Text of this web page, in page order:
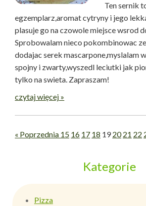
Ten sernik
egzemplarz,aromat cytryny i jego
plasuje go na czowole miejsce wsrod
Sprobowalam nieco pokombinowac
dodajac serek mascarpone,myslalam
spojny i zwarty,wyszedl leciutki jak
tylko na swieta. Zapraszam!
czytaj więcej »
« Poprzednia 15 16 17 18 19 20 21 22
Kategorie
Pizza